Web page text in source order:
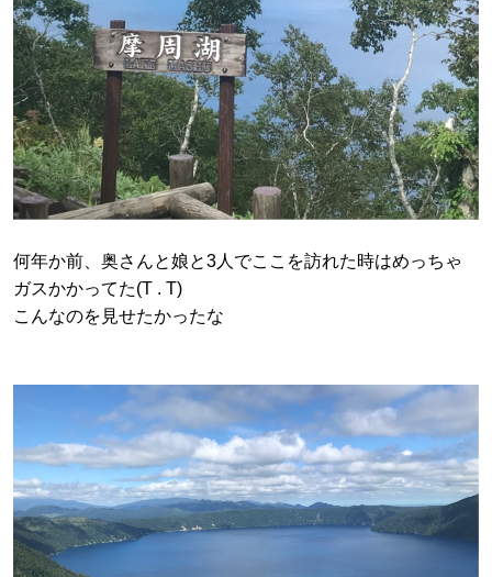
何年か前、奥さんと娘と3人でここを訪れた時はめっちゃ
ガスかかってた(T . T)
こんなのを見せたかったな